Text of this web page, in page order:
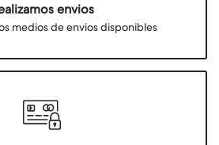
envios
medios de envios disponibles